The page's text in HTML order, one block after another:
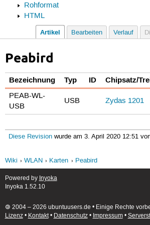
Rohformat
HTML
Artikel Bearbeiten Verlauf
Peabird
Bezeichnung Typ ID Chipsatz/
PEAB-WL-
USB
USB Zydas 1201
Diese Revision wurde am 3. April 2020 12:51
Wiki
WLAN Karten Peabird
Powered by Inyoka
Inyoka 1.52.10
🄯 2004 – 2026 ubuntuusers.de • Einige Rechte
Lizenz• Kontakt• Datenschutz• Impressum•